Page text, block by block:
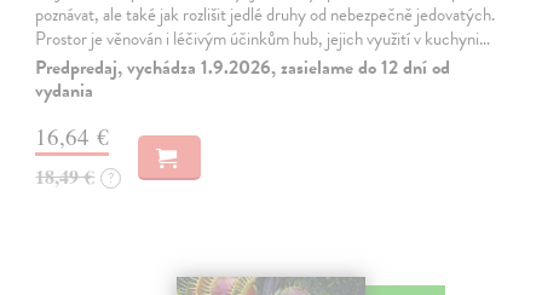
poznávat, ale také jak rozlišit jedlé druhy od nebezpečně jedovatých.
Prostor je věnován i léčivým účinkům hub, jejich využití v kuchyni…
Predpredaj, vychádza 1.9.2026, zasielame do 12 dní od
vydania
16,64 €
18,49 € ?